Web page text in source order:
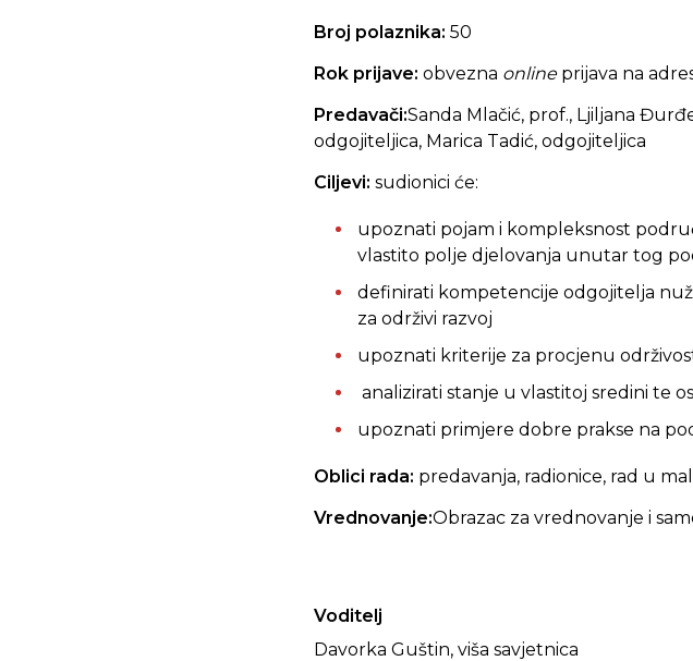
Broj polaznika: 50
Rok prijave: obvezna onlineprijava na
Predavači:Sanda Mlačić, prof., Ljiljana
odgojiteljica, Marica Tadić, odgojiteljica
Ciljevi: sudionici će:
upoznati pojam i kompleksnost
vlastito polje djelovanja unutar tog
definirati kompetencije odgojitelja
za održivi razvoj
upoznati kriterije za procjenu
analizirati stanje u vlastitoj sredini te
upoznati primjere dobre prakse na
Oblici rada: predavanja, radionice, rad u
Vrednovanje:Obrazac za vrednovanje i
Voditelj
Davorka Guštin, viša savjetnica